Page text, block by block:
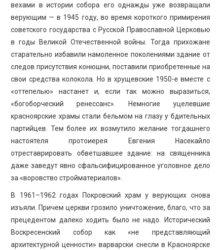
вехами в истории собора его однажды уже возвращали
верующим — в 1945 году, во время короткого примирения
советского государства с Русской Православной Церковью
в годы Великой Отечественной войны. Тогда прихожане
старательно избавили намоленное поколениями здание от
следов присутствия конюшни, поставили приобретенные на
свои средства колокола. Но в хрущевские 1950-е вместе с
«оттепелью» настанет и, если так можно выразиться,
«богоборческий ренессанс». Немногие уцелевшие
красноярские храмы стали бельмом на глазу у бдительных
партийцев. Тем более их возмутило желание тогдашнего
настоятеля протоиерея Евгения Насекайло
отреставрировать обветшавшее здание: на священника
даже заведут явно сфальсифицированное уголовное дело
за «воровство стройматериалов».
В 1961–1962 годах Покровский храм у верующих снова
изъяли. Причем церкви грозило уничтожение, благо, что за
прецедентом далеко ходить было не надо. Исторический
Воскресенский собор как «не представляющий
архитектурной ценности» варварски снесли в Красноярске